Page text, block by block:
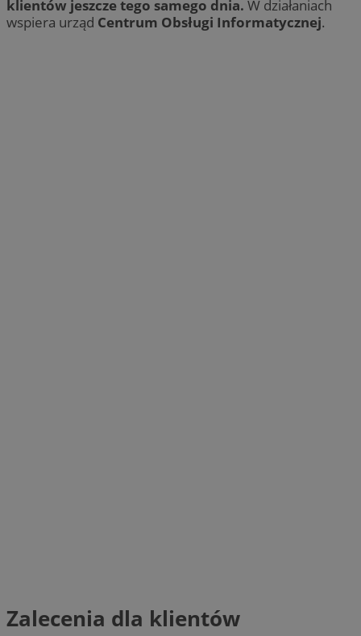
klientów jeszcze tego samego dnia. W działaniach
wspiera urząd Centrum Obsługi Informatycznej.
Zalecenia dla klientów